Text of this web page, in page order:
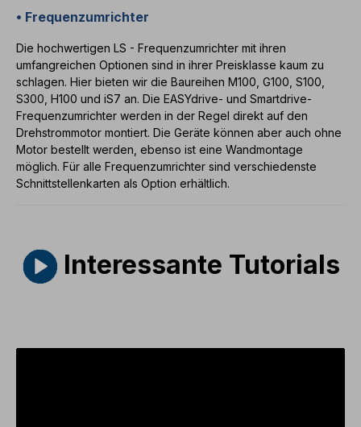
• Frequenzumrichter
Die hochwertigen LS - Frequenzumrichter mit ihren
umfangreichen Optionen sind in ihrer Preisklasse kaum zu
schlagen. Hier bieten wir die Baureihen M100, G100, S100,
S300, H100 und iS7 an. Die EASYdrive- und Smartdrive-
Frequenzumrichter werden in der Regel direkt auf den
Drehstrommotor montiert. Die Geräte können aber auch ohne
Motor bestellt werden, ebenso ist eine Wandmontage
möglich. Für alle Frequenzumrichter sind verschiedenste
Schnittstellenkarten als Option erhältlich.
Interessante Tutorials